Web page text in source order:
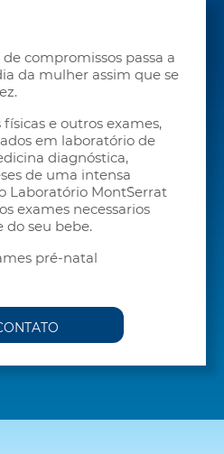
compromissos passa a
da mulher assim que se
e outros exames,
em laboratório de
diagnóstica,
de uma intensa
Laboratório Mont´Serrat
exames necessarios
do seu bebe.
pré-natal